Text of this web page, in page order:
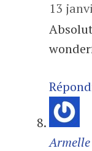
13
Armelle